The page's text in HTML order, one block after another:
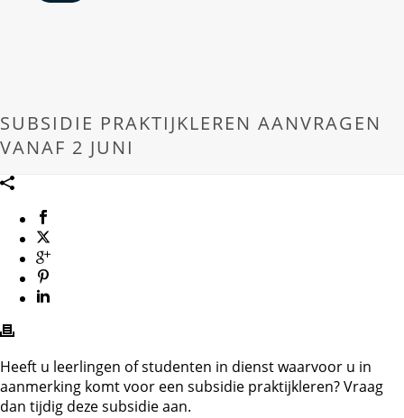
SUBSIDIE PRAKTIJKLEREN AANVRAGEN
VANAF 2 JUNI
Heeft u leerlingen of studenten in dienst waarvoor u in
aanmerking komt voor een subsidie praktijkleren? Vraag
dan tijdig deze subsidie aan.